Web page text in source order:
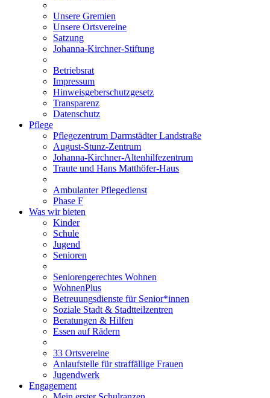
Unsere Gremien
Unsere Ortsvereine
Satzung
Johanna-Kirchner-Stiftung
Betriebsrat
Impressum
Hinweisgeberschutzgesetz
Transparenz
Datenschutz
Pflege
Pflegezentrum Darmstädter Landstraße
August-Stunz-Zentrum
Johanna-Kirchner-Altenhilfezentrum
Traute und Hans Matthöfer-Haus
Ambulanter Pflegedienst
Phase F
Was wir bieten
Kinder
Schule
Jugend
Senioren
Seniorengerechtes Wohnen
WohnenPlus
Betreuungsdienste für Senior*innen
Soziale Stadt & Stadtteilzentren
Beratungen & Hilfen
Essen auf Rädern
33 Ortsvereine
Anlaufstelle für straffällige Frauen
Jugendwerk
Engagement